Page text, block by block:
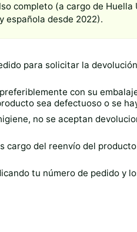
completo (a cargo de Huella
española desde 2022).
para solicitar la
con su
sea defectuoso o se
no se aceptan
cargo del reenvío del
tu número de pedido y